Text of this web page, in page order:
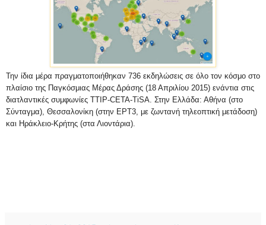
Την ίδια μέρα πραγματοποιήθηκαν 736 εκδηλώσεις σε όλο τον κόσμο στο
πλαίσιο της Παγκόσμιας Μέρας Δράσης (18 Απριλίου 2015) ενάντια στις
διατλαντικές συμφωνίες TTIP-CETA-TiSA. Στην Ελλάδα: Αθήνα (στο
Σύνταγμα), Θεσσαλονίκη (στην ΕΡΤ3, με ζωντανή τηλεοπτική μετάδοση)
και Ηράκλειο-Κρήτης (στα Λιοντάρια).